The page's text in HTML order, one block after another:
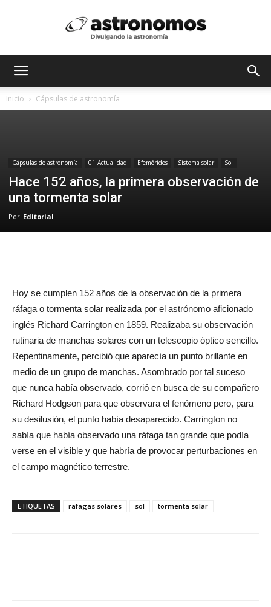
Inicio Cápsulas de astronomía
Cápsulas de astronomía 01 Actualidad Efemérides Sistema solar Sol
Hace 152 años, la primera observación de
una tormenta solar
Por Editorial
Hoy se cumplen 152 años de la observación de la primera
ráfaga o tormenta solar realizada por el astrónomo aficionado
inglés Richard Carrington en 1859. Realizaba su observación
rutinaria de manchas solares con un telescopio óptico sencillo.
Repentinamente, percibió que aparecía un punto brillante en
medio de un grupo de manchas. Asombrado por tal suceso
que nunca había observado, corrió en busca de su compañero
Richard Hodgson para que observara el fenómeno pero, para
su desilusión, el punto había desaparecido. Carrington no
sabía que había observado una ráfaga tan grande que podía
verse en el visible y que habría de provocar perturbaciones en
el campo magnético terrestre.
ETIQUETAS rafagas solares sol tormenta solar